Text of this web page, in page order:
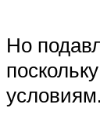
Но
условиям.